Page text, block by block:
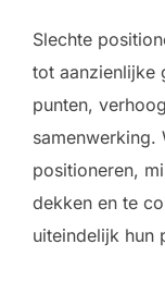
Slechte
tot aanzienlijke
punten,
samenwerking.
positioneren,
dekken en te
uiteindelijk hun